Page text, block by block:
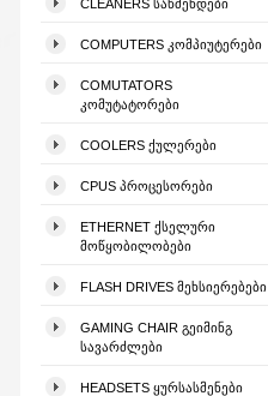
CLEANERS ᲡᲐᲬᲛᲔᲜᲓᲔᲑᲘ
COMPUTERS ᲙᲝᲛᲞᲘᲣᲢᲔᲠᲔᲑᲘ
COMUTATORS
ᲙᲝᲛᲣᲢᲐᲢᲝᲠᲔᲑᲘ
COOLERS ᲥᲣᲚᲔᲠᲔᲑᲘ
CPUS ᲞᲠᲝᲪᲔᲡᲝᲠᲔᲑᲘ
ETHERNET ᲥᲡᲔᲚᲣᲠᲘ
ᲛᲝᲬᲧᲝᲑᲘᲚᲝᲑᲔᲑᲘ
FLASH DRIVES ᲛᲔᲮᲡᲘᲔᲠᲔᲑᲔᲑᲘ
GAMING CHAIR ᲒᲔᲘᲛᲘᲜᲒ
ᲡᲐᲕᲐᲠᲫᲚᲔᲑᲘ
HEADSETS ᲧᲣᲠᲡᲐᲡᲛᲔᲜᲔᲑᲘ